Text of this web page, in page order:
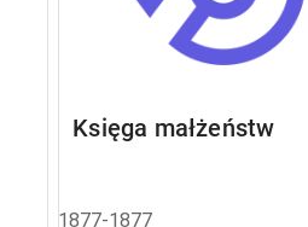
Księga małżeństw
1877-1877